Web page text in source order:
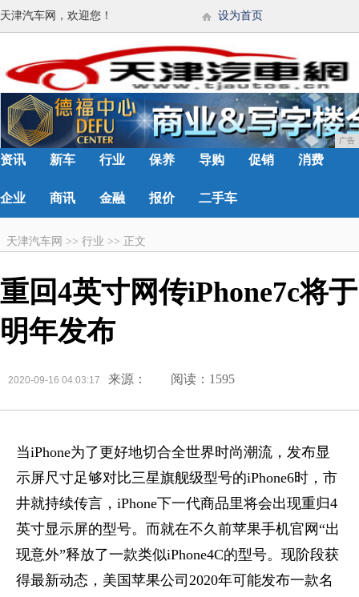
天津汽车网，欢迎您！ 设为首页
广告
资讯 新车 行业 保养 导购 促销 消费
企业 商讯 金融 报价 二手车
天津汽车网 >> 行业 >> 正文
重回4英寸网传iPhone7c将于
明年发布
2020-09-16 04:03:17 来源： 阅读：1595
当iPhone为了更好地切合全世界时尚潮流，发布显
示屏尺寸足够对比三星旗舰级型号的iPhone6时，市
井就持续传言，iPhone下一代商品里将会出现重归4
英寸显示屏的型号。而就在不久前苹果手机官网“出
现意外”释放了一款类似iPhone4C的型号。现阶段获
得最新动态，美国苹果公司2020年可能发布一款名